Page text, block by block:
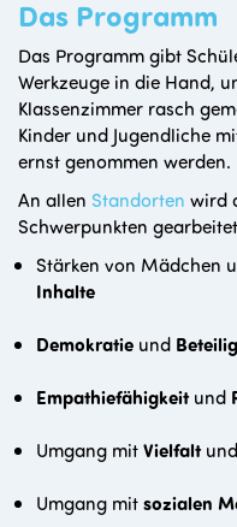
Das Programm
Das Programm gibt
Werkzeuge in die Hand,
Klassenzimmer rasch
Kinder und Jugendliche
ernst genommen werden.
An allen Standorten wird
Schwerpunkten
Stärken von Mädchen
Inhalte
Demokratie und
Empathiefähigkeitund
Umgang mitVielfalt
Umgang mitsozialen